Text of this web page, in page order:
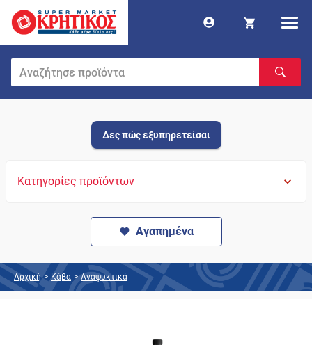
Δες πώς εξυπηρετείσαι
Κατηγορίες προϊόντων
Αγαπημένα
Αρχική > Κάβα > Αναψυκτικά